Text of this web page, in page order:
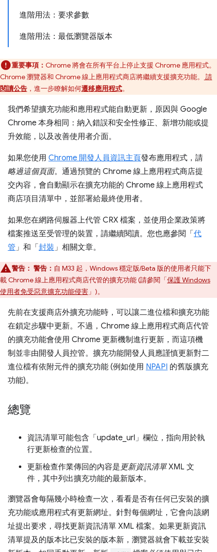
進階用法：要求參數
進階用法：最低瀏覽器版本
重要事項： Chrome 將會在所有平台上停止支援 Chrome 應用程式。
Chrome 瀏覽器和 Chrome 線上應用程式商店將繼續支援擴充功能。
請
閱讀公告 ，進一步瞭解如何遷移應用程式。
我們希望擴充功能和應用程式能自動更新，原因與 Google
Chrome 本身相同：納入錯誤和安全性修正、新增功能或提
升效能，以及改善使用者介面。
如果您使用 Chrome 開發人員資訊主頁發布應用程式，請
略過這個頁面。通過預覽的 Chrome 線上應用程式商店提
交內容，會自動顯示在擴充功能的 Chrome 線上應用程式
商店項目清單中，並部署給最終使用者。
如果您在網路伺服器上代管 CRX 檔案，並使用企業政策將
檔案推送至受管理的裝置，請繼續閱讀。您也應參閱「 代
管」和「 封裝」相關文章。
警告： 警告： 自 M33 起，Windows 穩定版/Beta 版的使用者只能下
載 Chrome 線上應用程式商店代管的擴充功能 (請參閱「保護 Windows
使用者免受惡意擴充功能侵害 」)。
先前在支援商店外擴充功能時，可以讓二進位檔和擴充功能
在鎖定步驟中更新。不過，Chrome 線上應用程式商店代管
的擴充功能會使用 Chrome 更新機制進行更新，而這項機
制並非由開發人員控管。擴充功能開發人員應謹慎更新對二
進位檔有依附元件的擴充功能 (例如使用 NPAPI 的舊版擴充
功能)。
總覽
資訊清單可能包含「update_url」欄位，指向用於執
行更新檢查的位置。
更新檢查作業傳回的內容是更新資訊清單XML 文
件，其中列出擴充功能的最新版本。
瀏覽器會每隔幾小時檢查一次，看看是否有任何已安裝的擴
充功能或應用程式有更新網址。針對每個網址，它會向該網
址提出要求，尋找更新資訊清單 XML 檔案。如果更新資訊
清單提及的版本比已安裝的版本新，瀏覽器就會下載並安裝